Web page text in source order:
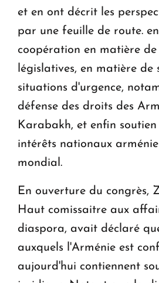
et en ont décrit les
par une feuille de route.
coopération en matière
législatives, en matière de
situations d'urgence,
défense des droits des
Karabakh, et enfin
intérêts nationaux
mondial.
En ouverture du congrès,
Haut comissaitre aux
diaspora, avait déclaré
auxquels l'Arménie est
aujourd'hui contiennent